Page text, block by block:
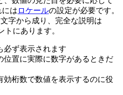
には ロケールの設定が必要です。
字から成り、完全な説明は
トにあります。
必ず表示されます
位置に実際に数字があるときだ
効桁数で数値を表示するのに役